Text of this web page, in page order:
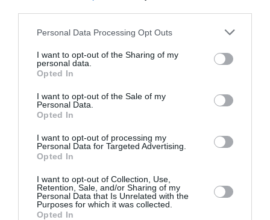
Personal Data Processing Opt Outs
I want to opt-out of the Sharing of my
personal data.
Opted In
I want to opt-out of the Sale of my
Personal Data.
Opted In
I want to opt-out of processing my
Personal Data for Targeted Advertising.
Opted In
I want to opt-out of Collection, Use,
Retention, Sale, and/or Sharing of my
Personal Data that Is Unrelated with the
Purposes for which it was collected.
Opted In
Πολιτισμό στοCulturenow.gr
Νέοι Διαγωνισμοί
Tags
ΗΛΕΚΤΡΟΝΙΚΗ - ΠΕΙΡΑΜΑΤΙΚΗ
Newsletter
Κάθε βδομάδα στο e-mail σας τα τελευταία νέα για
την Τέχνη και τον Πολιτισμό!